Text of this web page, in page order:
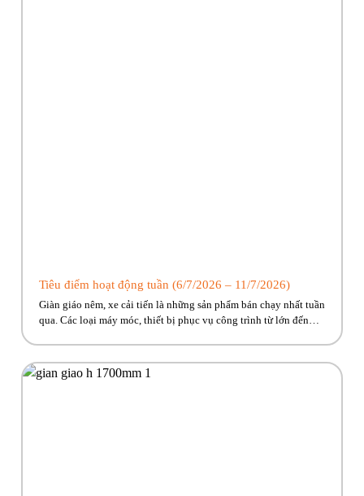
Tiêu điểm hoạt động tuần (6/7/2026 – 11/7/2026)
Giàn giáo nêm, xe cải tiến là những sản phẩm bán chạy nhất tuần
qua. Các loại máy móc, thiết bị phục vụ công trình từ lớn đến